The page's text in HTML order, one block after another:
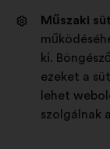
p
m
g
n
Műszaki
ki.
ezeket a
lehet
szolgálnak